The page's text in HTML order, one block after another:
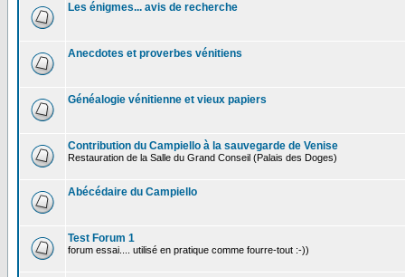
Les énigmes... avis de recherche
Anecdotes et proverbes vénitiens
Généalogie vénitienne et vieux papiers
Contribution du Campiello à la sauvegarde de Venise
Restauration de la Salle du Grand Conseil (Palais des Doges)
Abécédaire du Campiello
Test Forum 1
forum essai.... utilisé en pratique comme fourre-tout :-))